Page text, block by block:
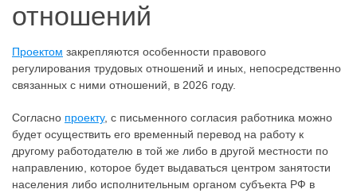
отношений
Проектом закрепляются особенности правового
регулирования трудовых отношений и иных, непосредственно
связанных с ними отношений, в 2026 году.
Согласно проекту, с письменного согласия работника можно
будет осуществить его временный перевод на работу к
другому работодателю в той же либо в другой местности по
направлению, которое будет выдаваться центром занятости
населения либо исполнительным органом субъекта РФ в